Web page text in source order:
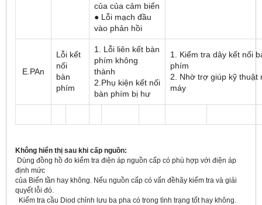
của của cảm biến
● Lỗi mạch đầu
vào phản hồi
E.PAn
Lỗi kết
nối
bàn
phím
1. Lỗi liên kết bàn
phím không
thành
2.Phụ kiện kết nối
bàn phím bị hư
1. Kiểm tra dây kết nối
phím
2. Nhờ trợ giúp kỹ thuật
máy
Không hiển thị sau khi cấp nguồn:
Dùng đồng hồ đo kiểm tra điện áp nguồn cấp có phù hợp với điện áp
định mức
của Biến tần hay không. Nếu nguồn cấp có vấn đềhãy kiểm tra và giải
quyết lỗi đó.
Kiểm tra cầu Diod chỉnh lưu ba pha có trong tình trạng tốt hay không.